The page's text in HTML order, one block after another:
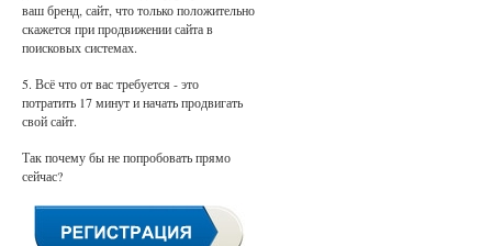
ваш бренд, сайт, что только положительно
скажется при продвижении сайта в
поисковых системах.
5. Всё что от вас требуется - это
потратить 17 минут и начать продвигать
свой сайт.
Так почему бы не попробовать прямо
сейчас?